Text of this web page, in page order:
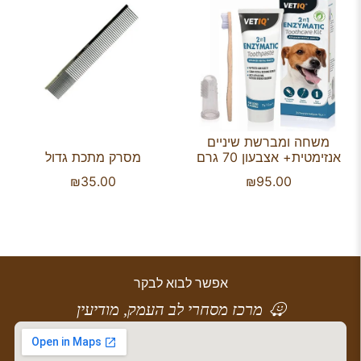
משחה ומברשת שיניים
אנזימטית+ אצבעון 70 גרם
₪95.00
מסרק מתכת גדול
₪35.00
אפשר לבוא לבקר
מרכז מסחרי לב העמק, מודיעין